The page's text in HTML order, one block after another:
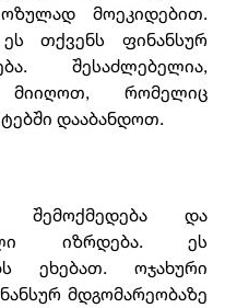
მოეკიდებით.
თქვენს ფინანსურ
შესაძლებელია,
მიიღოთ, რომელიც
დააბანდოთ.
შემოქმედება და
იზრდება. ეს
ეხებათ. ოჯახური
მდგომარეობაზე